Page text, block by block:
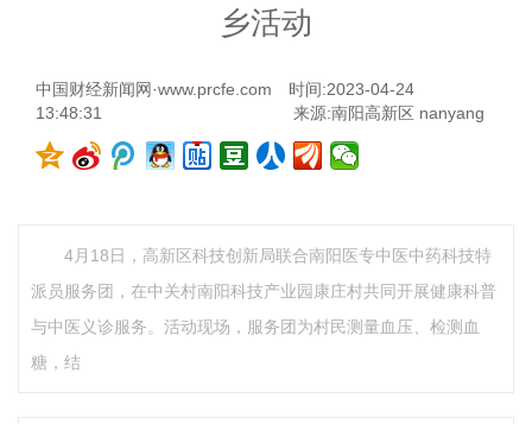
乡活动
中国财经新闻网·www.prcfe.com
时间:2023-04-24
13:48:31
来源:南阳高新区 nanyang
4月18日，高新区科技创新局联合南阳医专中医中药科技特
派员服务团，在中关村南阳科技产业园康庄村共同开展健康科普
与中医义诊服务。活动现场，服务团为村民测量血压、检测血
糖，结